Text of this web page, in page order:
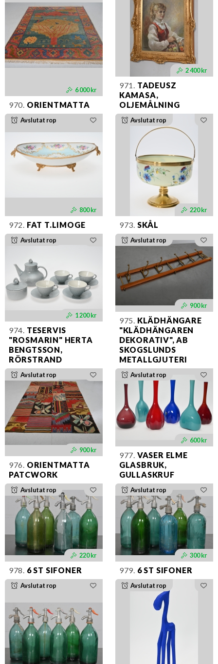
6 000 kr
970. ORIENTMATTA
2 400 kr
971.
TADEUSZ
KAMASA,
OLJEMÅLNING
Avslutat rop
800 kr
972. FAT T.LIMOGE
Avslutat rop
220 kr
973. SKÅL
Avslutat rop
1 200 kr
974. TESERVIS
"ROSMARIN" HERTA
BENGTSSON,
RÖRSTRAND
Avslutat rop
900 kr
975. KLÄDHÄNGARE
"KLÄDHÄNGAREN
DEKORATIV", AB
SKOGSLUNDS
METALLGJUTERI
Avslutat rop
900 kr
976. ORIENTMATTA
PATCWORK
Avslutat rop
600 kr
977. VASER ELME
GLASBRUK,
GULLASKRUF
Avslutat rop
220 kr
978. 6 ST SIFONER
Avslutat rop
300 kr
979. 6 ST SIFONER
Avslutat rop Avslutat rop